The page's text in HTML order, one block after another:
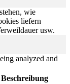
wie
liefern
usw.
analyzed and
Beschreibung